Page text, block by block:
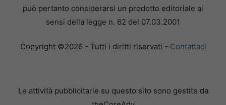
può pertanto considerarsi un prodotto editoriale ai
sensi della legge n. 62 del 07.03.2001
Copyright ©2026 - Tutti i diritti riservati - Contattaci
Le attività pubblicitarie su questo sito sono gestite da